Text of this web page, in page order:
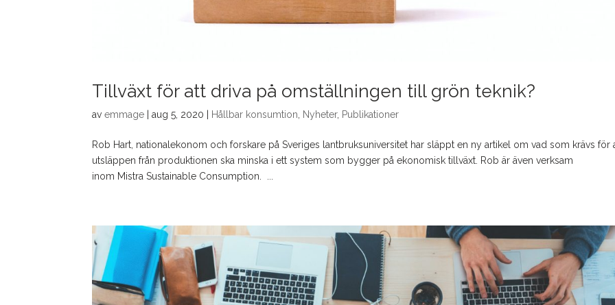
Tillväxt för att driva på omställningen till grön teknik?
avemmage |aug 5, 2020 Hållbar konsumtion Nyheter, Publikationer
Rob Hart, nationalekonom och forskare på Sveriges lantbruksuniversitet har släppt en ny artikel om vad som krävs för
utsläppen från produktionen ska minska i ett system som bygger på ekonomisk tillväxt. Rob är även verksam
inom Mistra Sustainable Consumption. ...